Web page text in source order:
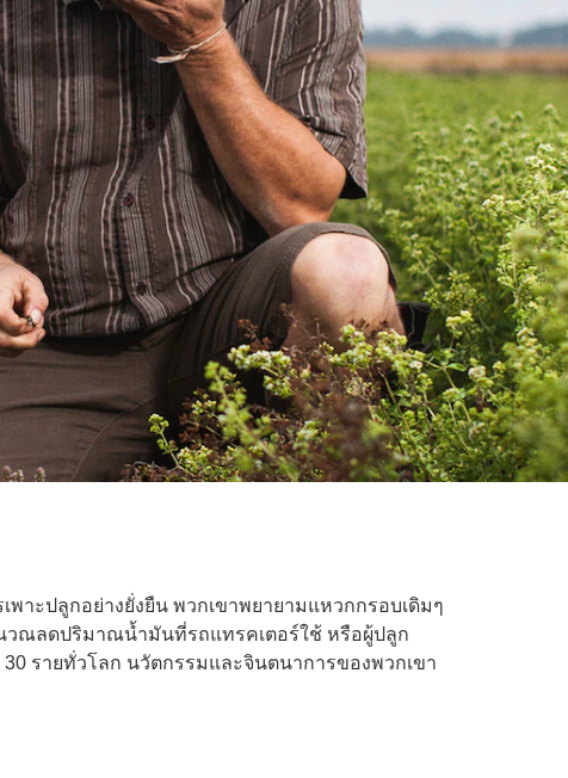
าะปลูกอย่างยั่งยืน พวกเขาพยายามแหวกกรอบเดิมๆ
นวณลดปริมาณน้ำมันที่รถแทรคเตอร์ใช้ หรือผู้ปลูก
รายทั่วโลก นวัตกรรมและจินตนาการของพวกเขา